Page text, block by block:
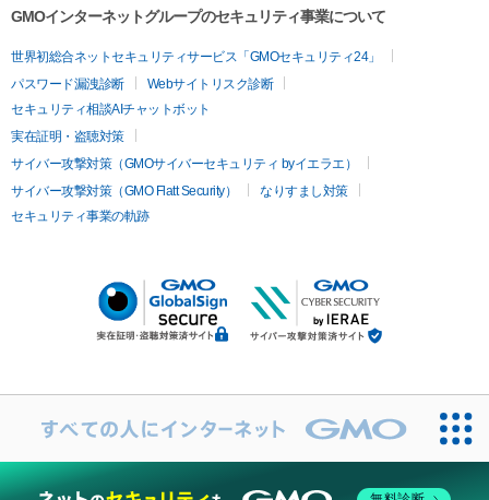
GMOインターネットグループのセキュリティ事業について
世界初総合ネットセキュリティサービス「GMOセキュリティ24」
パスワード漏洩診断
Webサイトリスク診断
セキュリティ相談AIチャットボット
実在証明・盗聴対策
サイバー攻撃対策（GMOサイバーセキュリティ byイエラエ）
サイバー攻撃対策（GMO Flatt Security）
なりすまし対策
セキュリティ事業の軌跡